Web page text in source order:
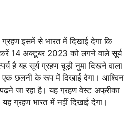
इसमें से भारत में दिखाई देगा कि
14 अक्टूबर 2023 को लगने वाले सूर्य
है यह सूर्य ग्रहण चूड़ी नुमा दिखने वाला
एक छलनी के रूप में दिखाई देगा। आश्विन
पढ़ने जा रहा है। यह ग्रहण वेस्ट अफ्रीका
ग्रहण भारत में नहीं दिखाई देगा।